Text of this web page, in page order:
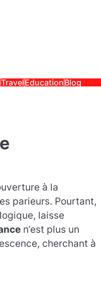
TravelEducationBlog
à la
parieurs. Pourtant,
laisse
n’est plus un
cherchant à